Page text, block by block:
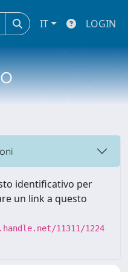
IT LOGIN
identificativo per
un link a questo
11311/1224